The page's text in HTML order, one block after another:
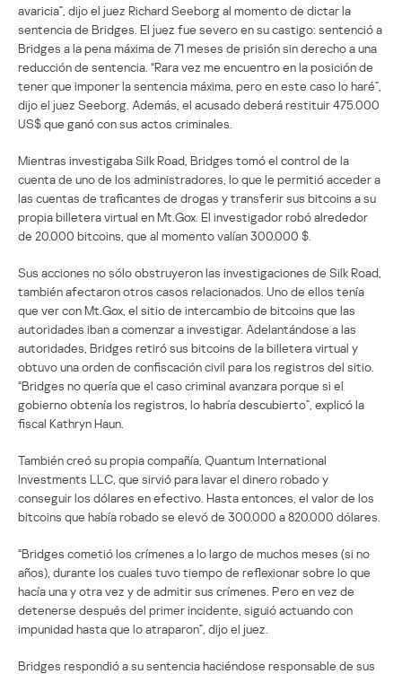
avaricia”, dijo el juez Richard Seeborg al momento de dictar la
sentencia de Bridges. El juez fue severo en su castigo: sentenció a
Bridges a la pena máxima de 71 meses de prisión sin derecho a una
reducción de sentencia. “Rara vez me encuentro en la posición de
tener que imponer la sentencia máxima, pero en este caso lo haré”,
dijo el juez Seeborg. Además, el acusado deberá restituir 475.000
US$ que ganó con sus actos criminales.
Mientras investigaba Silk Road, Bridges tomó el control de la
cuenta de uno de los administradores, lo que le permitió acceder a
las cuentas de traficantes de drogas y transferir sus bitcoins a su
propia billetera virtual en Mt.Gox. El investigador robó alrededor
de 20.000 bitcoins, que al momento valían 300.000 $.
Sus acciones no sólo obstruyeron las investigaciones de Silk Road,
también afectaron otros casos relacionados. Uno de ellos tenía
que ver con Mt.Gox, el sitio de intercambio de bitcoins que las
autoridades iban a comenzar a investigar. Adelantándose a las
autoridades, Bridges retiró sus bitcoins de la billetera virtual y
obtuvo una orden de confiscación civil para los registros del sitio.
“Bridges no quería que el caso criminal avanzara porque si el
gobierno obtenía los registros, lo habría descubierto”, explicó la
fiscal Kathryn Haun.
También creó su propia compañía, Quantum International
Investments LLC, que sirvió para lavar el dinero robado y
conseguir los dólares en efectivo. Hasta entonces, el valor de los
bitcoins que había robado se elevó de 300.000 a 820.000 dólares.
“Bridges cometió los crímenes a lo largo de muchos meses (si no
años), durante los cuales tuvo tiempo de reflexionar sobre lo que
hacía una y otra vez y de admitir sus crímenes. Pero en vez de
detenerse después del primer incidente, siguió actuando con
impunidad hasta que lo atraparon”, dijo el juez.
Bridges respondió a su sentencia haciéndose responsable de sus